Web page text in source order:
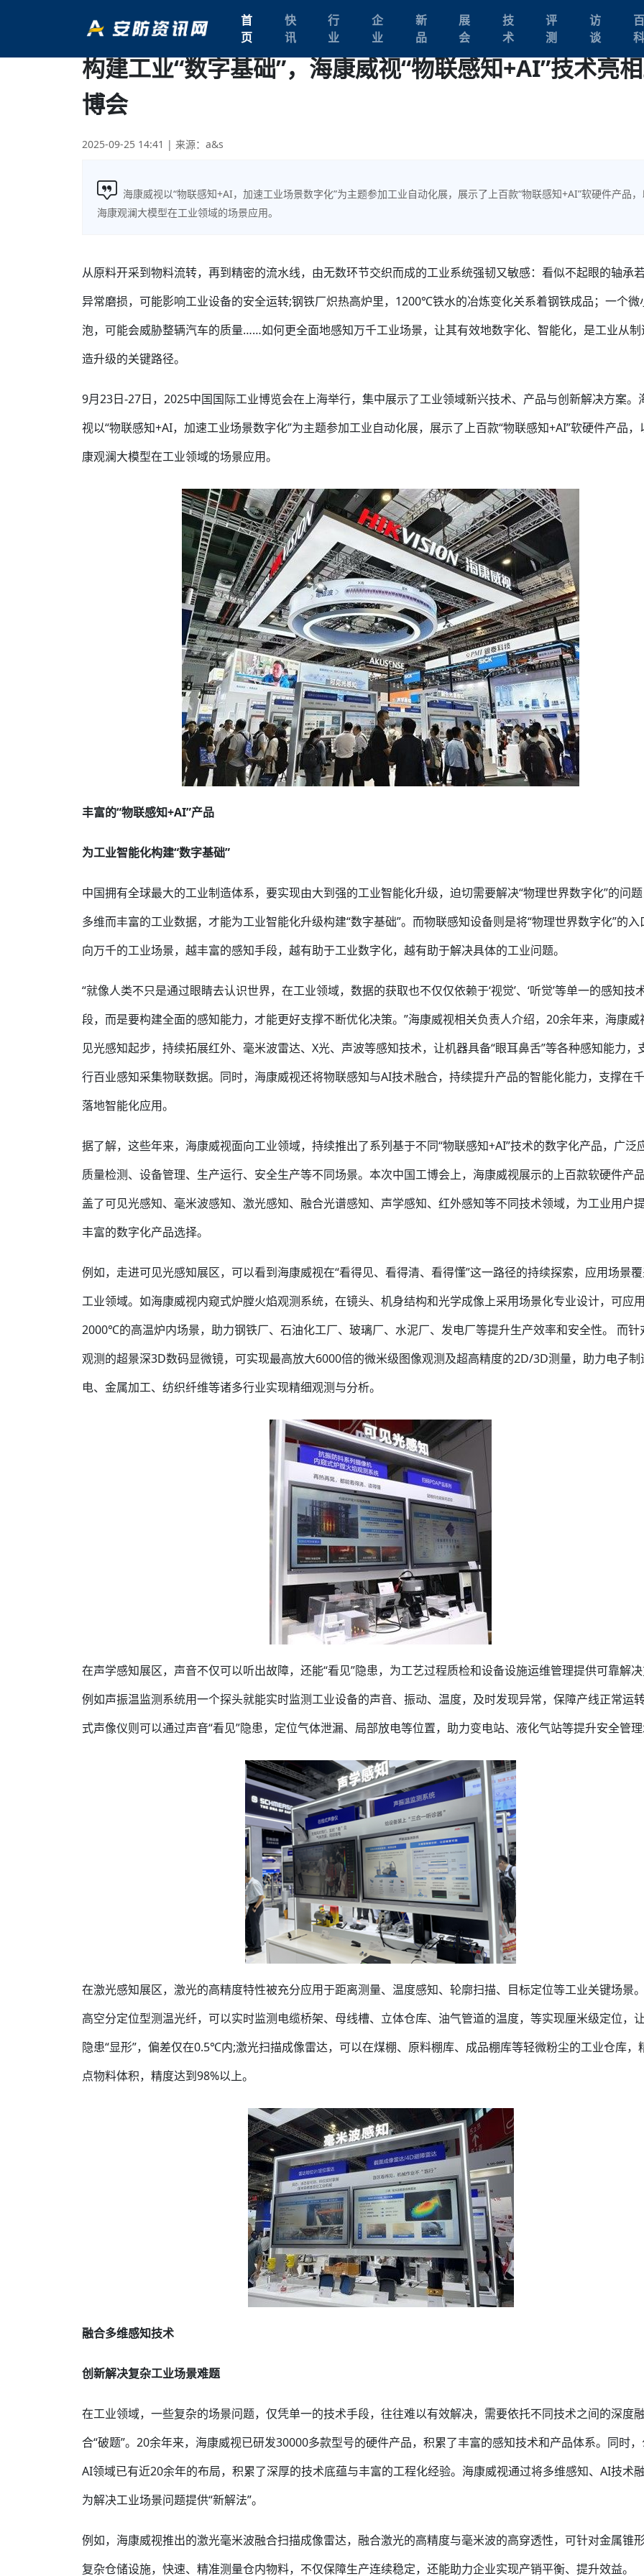
首
页
快
讯
行
业
企
业
新
品
展
会
技
术
评
测
访
谈
百
科
构建工业“数字基础”，海康威视“物联感知+AI”技术亮
博会
2025-09-25 14:41 | 来源：a&s
海康威视以“物联感知+AI，加速工业场景数字化”为主题参加工业自动化展，展示了上百款“物联感知+AI”软硬件产品，
海康观澜大模型在工业领域的场景应用。
从原料开采到物料流转，再到精密的流水线，由无数环节交织而成的工业系统强韧又敏感：看似不起眼的轴承
异常磨损，可能影响工业设备的安全运转;钢铁厂炽热高炉里，1200℃铁水的冶炼变化关系着钢铁成品；一个微
泡，可能会威胁整辆汽车的质量……如何更全面地感知万千工业场景，让其有效地数字化、智能化，是工业从制
造升级的关键路径。
9月23日-27日，2025中国国际工业博览会在上海举行，集中展示了工业领域新兴技术、产品与创新解决方案。
视以“物联感知+AI，加速工业场景数字化”为主题参加工业自动化展，展示了上百款“物联感知+AI”软硬件产品，
康观澜大模型在工业领域的场景应用。
丰富的“物联感知+AI”产品
为工业智能化构建“数字基础”
中国拥有全球最大的工业制造体系，要实现由大到强的工业智能化升级，迫切需要解决“物理世界数字化”的问
多维而丰富的工业数据，才能为工业智能化升级构建“数字基础”。而物联感知设备则是将“物理世界数字化”的入
向万千的工业场景，越丰富的感知手段，越有助于工业数字化，越有助于解决具体的工业问题。
“就像人类不只是通过眼睛去认识世界，在工业领域，数据的获取也不仅仅依赖于‘视觉’、‘听觉’等单一的感知技
段，而是要构建全面的感知能力，才能更好支撑不断优化决策。”海康威视相关负责人介绍，20余年来，海康威
见光感知起步，持续拓展红外、毫米波雷达、X光、声波等感知技术，让机器具备“眼耳鼻舌”等各种感知能力，
行百业感知采集物联数据。同时，海康威视还将物联感知与AI技术融合，持续提升产品的智能化能力，支撑在
落地智能化应用。
据了解，这些年来，海康威视面向工业领域，持续推出了系列基于不同“物联感知+AI”技术的数字化产品，广泛
质量检测、设备管理、生产运行、安全生产等不同场景。本次中国工博会上，海康威视展示的上百款软硬件产
盖了可见光感知、毫米波感知、激光感知、融合光谱感知、声学感知、红外感知等不同技术领域，为工业用户
丰富的数字化产品选择。
例如，走进可见光感知展区，可以看到海康威视在“看得见、看得清、看得懂”这一路径的持续探索，应用场景
工业领域。如海康威视内窥式炉膛火焰观测系统，在镜头、机身结构和光学成像上采用场景化专业设计，可应
2000℃的高温炉内场景，助力钢铁厂、石油化工厂、玻璃厂、水泥厂、发电厂等提升生产效率和安全性。 而针
观测的超景深3D数码显微镜，可实现最高放大6000倍的微米级图像观测及超高精度的2D/3D测量，助力电子制
电、金属加工、纺织纤维等诸多行业实现精细观测与分析。
在声学感知展区，声音不仅可以听出故障，还能“看见”隐患，为工艺过程质检和设备设施运维管理提供可靠解决
例如声振温监测系统用一个探头就能实时监测工业设备的声音、振动、温度，及时发现异常，保障产线正常运
式声像仪则可以通过声音“看见”隐患，定位气体泄漏、局部放电等位置，助力变电站、液化气站等提升安全管理
在激光感知展区，激光的高精度特性被充分应用于距离测量、温度感知、轮廓扫描、目标定位等工业关键场景
高空分定位型测温光纤，可以实时监测电缆桥架、母线槽、立体仓库、油气管道的温度，等实现厘米级定位，
隐患“显形”，偏差仅在0.5℃内;激光扫描成像雷达，可以在煤棚、原料棚库、成品棚库等轻微粉尘的工业仓库，
点物料体积，精度达到98%以上。
融合多维感知技术
创新解决复杂工业场景难题
在工业领域，一些复杂的场景问题，仅凭单一的技术手段，往往难以有效解决，需要依托不同技术之间的深度
合“破题”。20余年来，海康威视已研发30000多款型号的硬件产品，积累了丰富的感知技术和产品体系。同时
AI领域已有近20余年的布局，积累了深厚的技术底蕴与丰富的工程化经验。海康威视通过将多维感知、AI技术融
为解决工业场景问题提供“新解法”。
例如，海康威视推出的激光毫米波融合扫描成像雷达，融合激光的高精度与毫米波的高穿透性，可针对金属锥
复杂仓储设施，快速、精准测量仓内物料，不仅保障生产连续稳定，还能助力企业实现产销平衡、提升效益。